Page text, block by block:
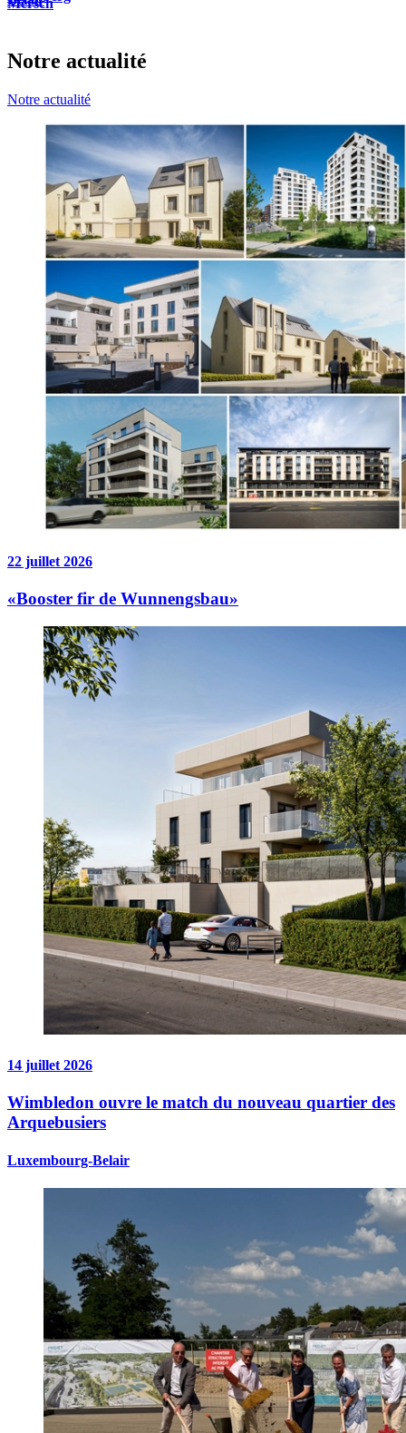
Notre actualité
Notre actualité
22 juillet 2026
«Booster fir de Wunnengsbau»
14 juillet 2026
Wimbledon ouvre le match du nouveau quartier des
Arquebusiers
Luxembourg-Belair